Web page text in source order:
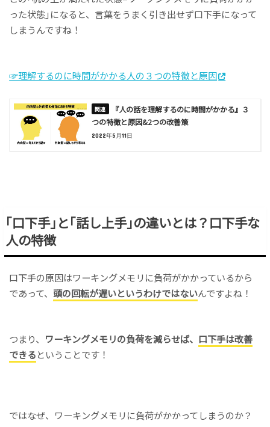
った状態｣になると、言葉をうまく引き出せず口下手になって
しまうんですね！
☞理解するのに時間がかかる人の３つの特徴と原因
『人の話を理解するのに時間がかかる』３
つの特徴と原因&2つの改善策
2022年5月11日
｢口下手｣と｢話し上手｣の違いとは？口下手な
人の特徴
口下手の原因はワーキングメモリに負荷がかかっているから
であって、頭の回転が遅いというわけではないんですよね！
つまり、 ワーキングメモリの負荷を減らせば、 口下手は改善
できるということです！
ではなぜ、ワーキングメモリに負荷がかかってしまうのか？